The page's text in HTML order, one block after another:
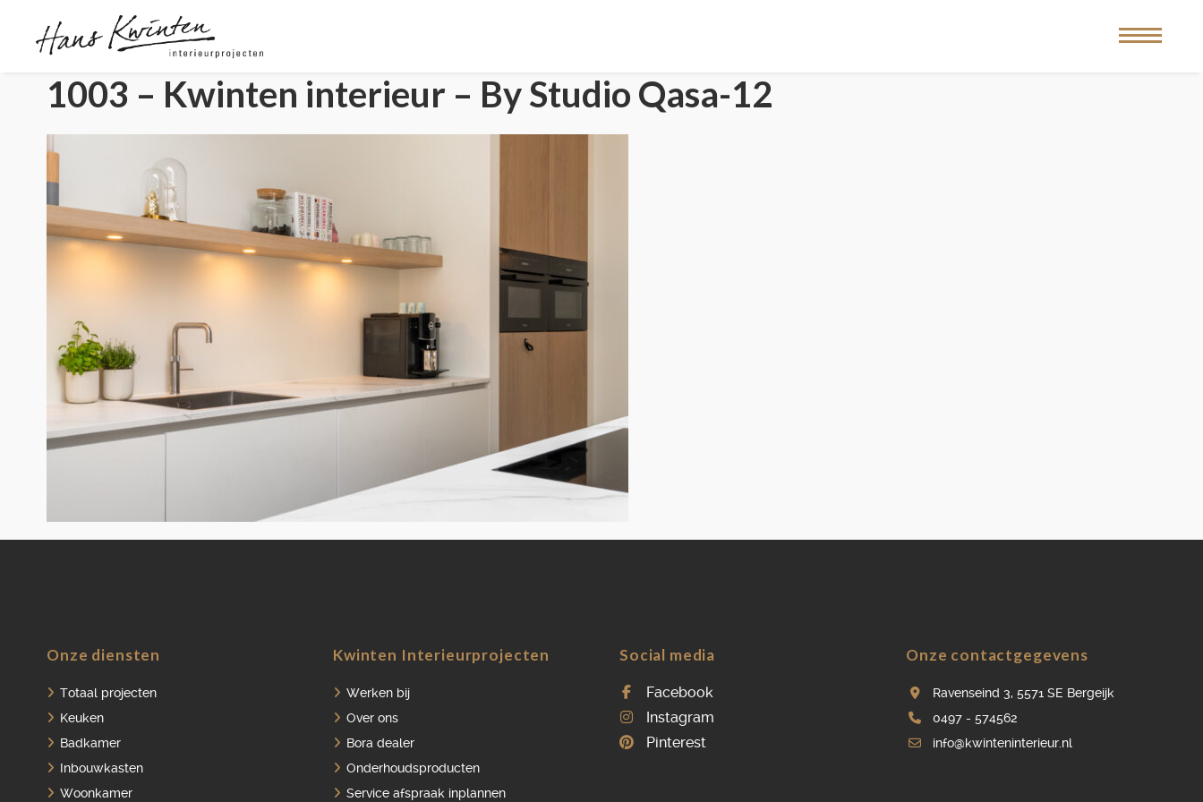
1003 – Kwinten interieur – By Studio Qasa-12
Onze diensten
Totaal projecten
Keuken
Badkamer
Inbouwkasten
Woonkamer
Kwinten Interieurprojecten
Werken bij
Over ons
Bora dealer
Onderhoudsproducten
Service afspraak inplannen
Social media
Facebook
Instagram
Pinterest
Onze contactgegevens
Ravenseind 3, 5571 SE Bergeijk
0497 - 574562
info@kwinteninterieur.nl
OVER ONS
VACATURES
ONDERHOUDSPRODUCTEN
SERVICE AFSPRAAK INPLANNEN